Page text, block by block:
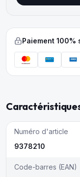
Paiement 100%
Numéro d'article
9378210
Code-barres (EAN)